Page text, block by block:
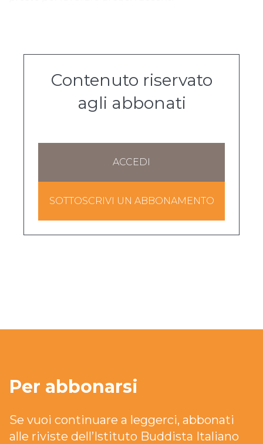
Contenuto riservato
agli abbonati
ACCEDI
SOTTOSCRIVI UN ABBONAMENTO
Per abbonarsi
Se vuoi continuare a leggerci, abbonati
alle riviste dell’Istituto Buddista Italiano